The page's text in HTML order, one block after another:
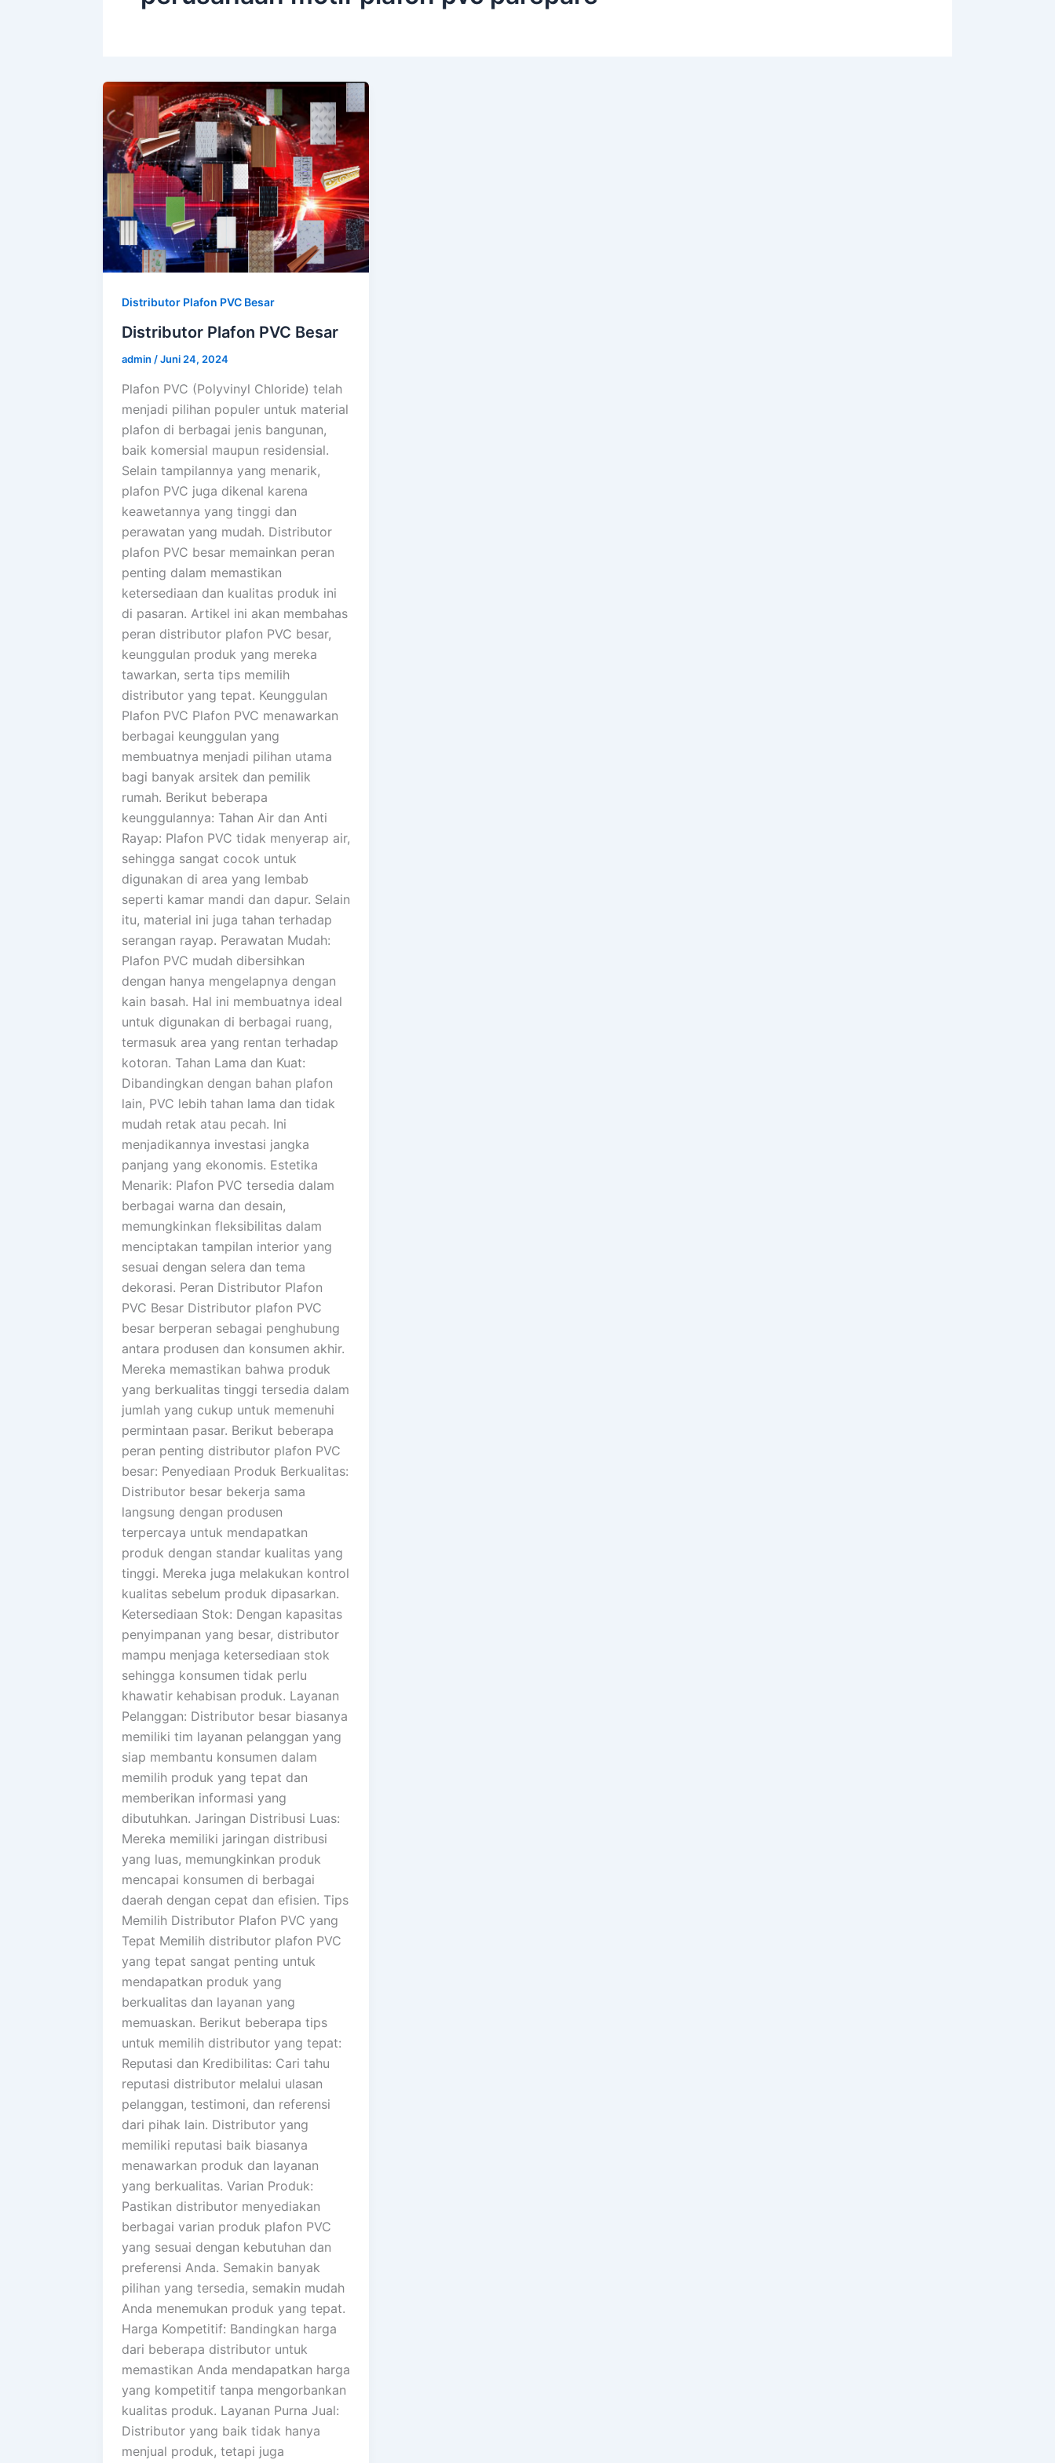
Distributor Plafon PVC Besar
Distributor Plafon PVC Besar
admin /Juni 24, 2024
Plafon PVC (Polyvinyl Chloride) telah
menjadi pilihan populer untuk material
plafon di berbagai jenis bangunan,
baik komersial maupun residensial.
Selain tampilannya yang menarik,
plafon PVC juga dikenal karena
keawetannya yang tinggi dan
perawatan yang mudah. Distributor
plafon PVC besar memainkan peran
penting dalam memastikan
ketersediaan dan kualitas produk ini
di pasaran. Artikel ini akan membahas
peran distributor plafon PVC besar,
keunggulan produk yang mereka
tawarkan, serta tips memilih
distributor yang tepat. Keunggulan
Plafon PVC Plafon PVC menawarkan
berbagai keunggulan yang
membuatnya menjadi pilihan utama
bagi banyak arsitek dan pemilik
rumah. Berikut beberapa
keunggulannya: Tahan Air dan Anti
Rayap: Plafon PVC tidak menyerap air,
sehingga sangat cocok untuk
digunakan di area yang lembab
seperti kamar mandi dan dapur. Selain
itu, material ini juga tahan terhadap
serangan rayap. Perawatan Mudah:
Plafon PVC mudah dibersihkan
dengan hanya mengelapnya dengan
kain basah. Hal ini membuatnya ideal
untuk digunakan di berbagai ruang,
termasuk area yang rentan terhadap
kotoran. Tahan Lama dan Kuat:
Dibandingkan dengan bahan plafon
lain, PVC lebih tahan lama dan tidak
mudah retak atau pecah. Ini
menjadikannya investasi jangka
panjang yang ekonomis. Estetika
Menarik: Plafon PVC tersedia dalam
berbagai warna dan desain,
memungkinkan fleksibilitas dalam
menciptakan tampilan interior yang
sesuai dengan selera dan tema
dekorasi. Peran Distributor Plafon
PVC Besar Distributor plafon PVC
besar berperan sebagai penghubung
antara produsen dan konsumen akhir.
Mereka memastikan bahwa produk
yang berkualitas tinggi tersedia dalam
jumlah yang cukup untuk memenuhi
permintaan pasar. Berikut beberapa
peran penting distributor plafon PVC
besar: Penyediaan Produk Berkualitas:
Distributor besar bekerja sama
langsung dengan produsen
terpercaya untuk mendapatkan
produk dengan standar kualitas yang
tinggi. Mereka juga melakukan kontrol
kualitas sebelum produk dipasarkan.
Ketersediaan Stok: Dengan kapasitas
penyimpanan yang besar, distributor
mampu menjaga ketersediaan stok
sehingga konsumen tidak perlu
khawatir kehabisan produk. Layanan
Pelanggan: Distributor besar biasanya
memiliki tim layanan pelanggan yang
siap membantu konsumen dalam
memilih produk yang tepat dan
memberikan informasi yang
dibutuhkan. Jaringan Distribusi Luas:
Mereka memiliki jaringan distribusi
yang luas, memungkinkan produk
mencapai konsumen di berbagai
daerah dengan cepat dan efisien. Tips
Memilih Distributor Plafon PVC yang
Tepat Memilih distributor plafon PVC
yang tepat sangat penting untuk
mendapatkan produk yang
berkualitas dan layanan yang
memuaskan. Berikut beberapa tips
untuk memilih distributor yang tepat:
Reputasi dan Kredibilitas: Cari tahu
reputasi distributor melalui ulasan
pelanggan, testimoni, dan referensi
dari pihak lain. Distributor yang
memiliki reputasi baik biasanya
menawarkan produk dan layanan
yang berkualitas. Varian Produk:
Pastikan distributor menyediakan
berbagai varian produk plafon PVC
yang sesuai dengan kebutuhan dan
preferensi Anda. Semakin banyak
pilihan yang tersedia, semakin mudah
Anda menemukan produk yang tepat.
Harga Kompetitif: Bandingkan harga
dari beberapa distributor untuk
memastikan Anda mendapatkan harga
yang kompetitif tanpa mengorbankan
kualitas produk. Layanan Purna Jual:
Distributor yang baik tidak hanya
menjual produk, tetapi juga